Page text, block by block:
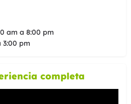
am a 8:00 pm
3:00 pm
completa